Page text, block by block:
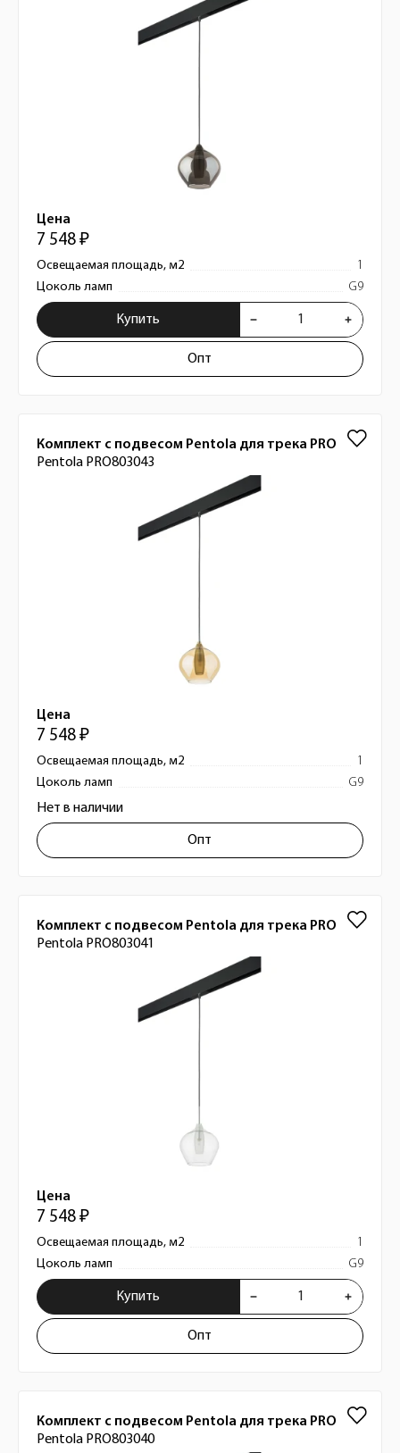
Цена
7 548 ₽
Освещаемая площадь, м2
1
Цоколь ламп
G9
Купить
Опт
Комплект с подвесом Pentola для трека PRO
Pentola PRO803043
Цена
7 548 ₽
Освещаемая площадь, м2
1
Цоколь ламп
G9
Нет в наличии
Опт
Комплект с подвесом Pentola для трека PRO
Pentola PRO803041
Цена
7 548 ₽
Освещаемая площадь, м2
1
Цоколь ламп
G9
Купить
Опт
Комплект с подвесом Pentola для трека PRO
Pentola PRO803040